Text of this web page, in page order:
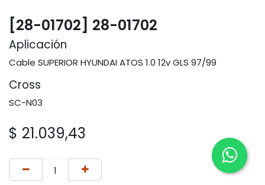
[28-01702] 28-01702
Aplicación
Cable SUPERIOR HYUNDAI ATOS 1.0 12v GLS 97/99
Cross
SC-N03
$ 21.039,43